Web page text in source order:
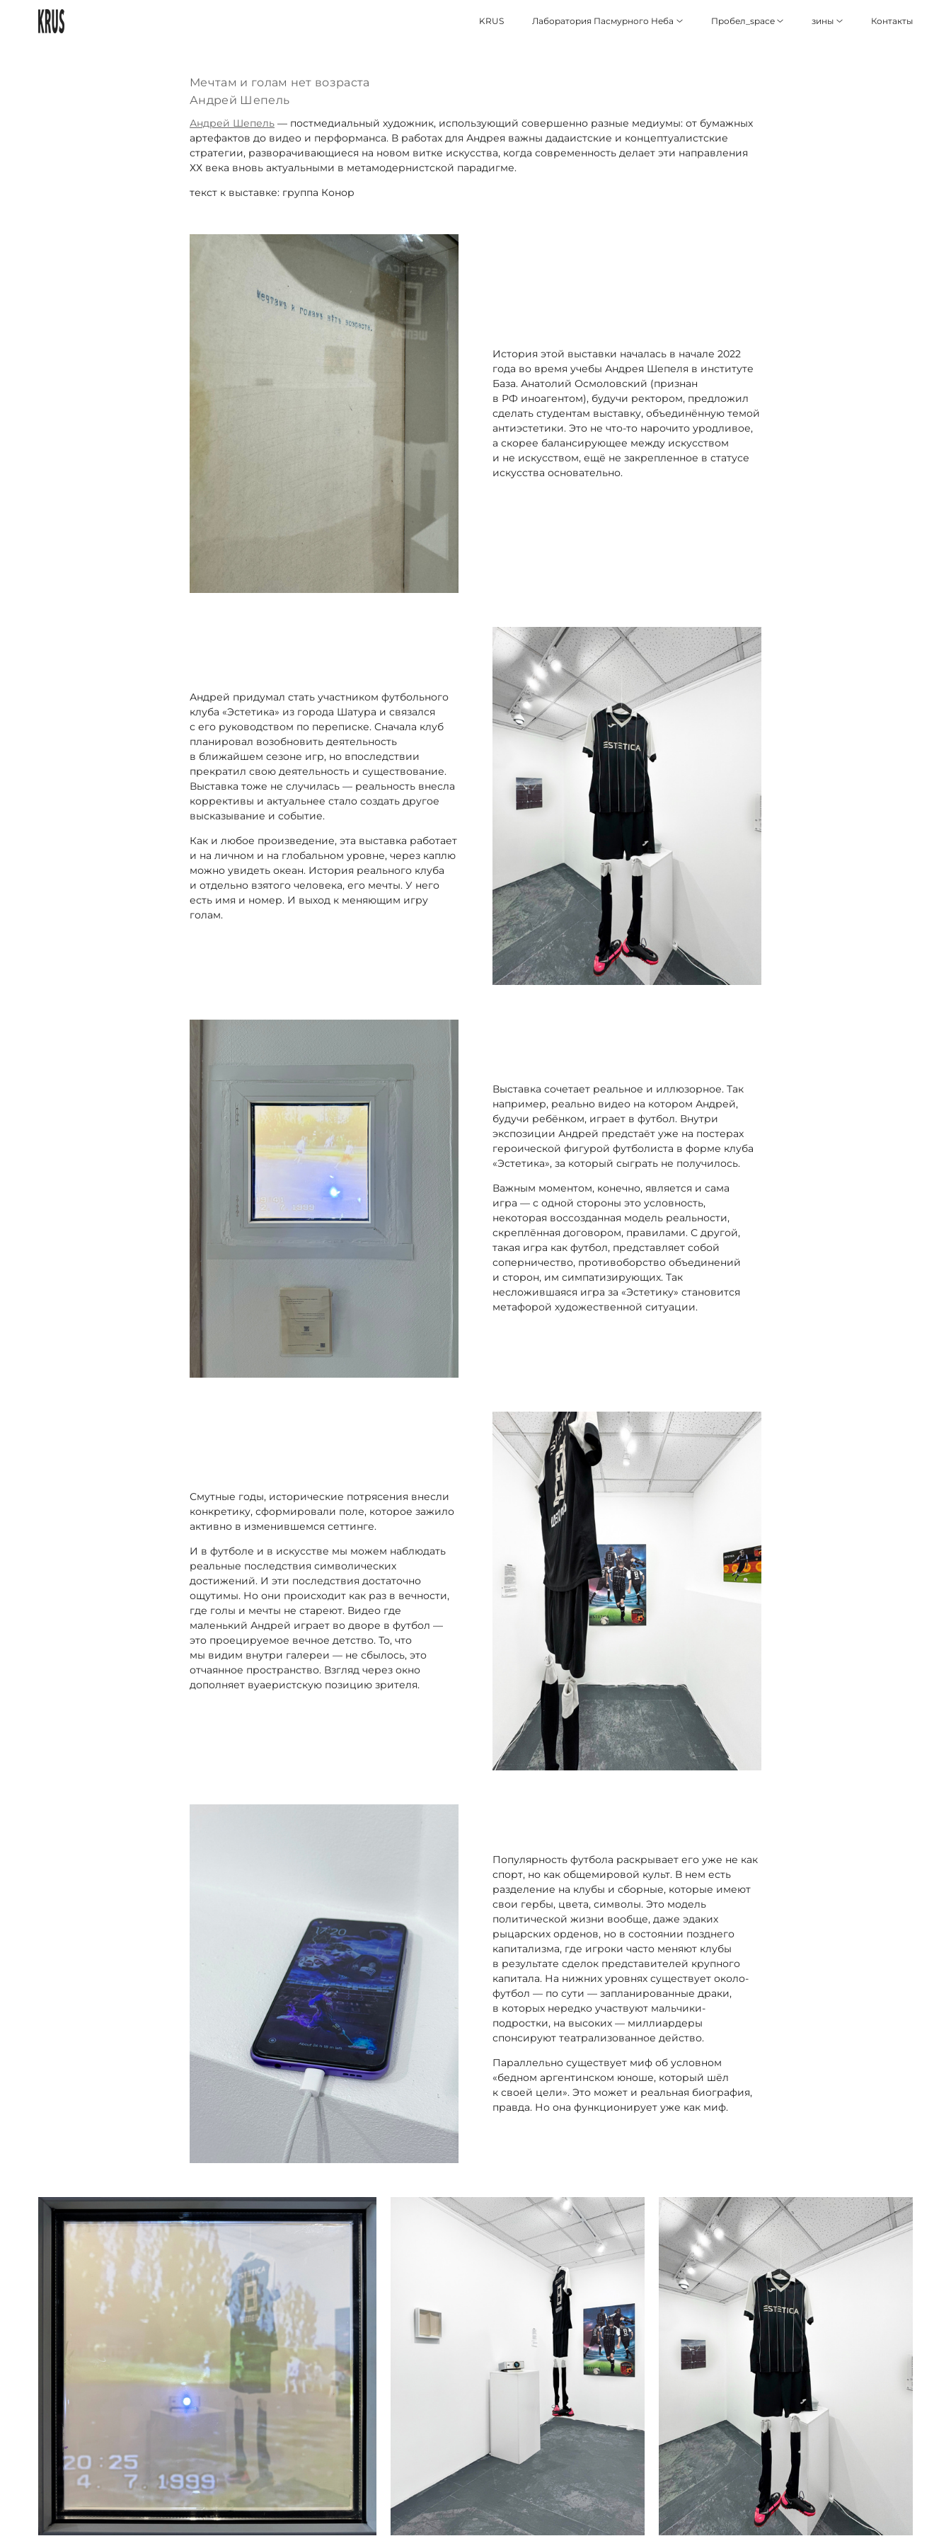
KRUS Лаборатория Пасмурного Неба Пробел_space зины Контакты
Мечтам и голам нет возраста
Андрей Шепель
Андрей Шепель — постмедиальный художник, использующий совершенно разные медиумы: от бумажных
артефактов до видео и перформанса. В работах для Андрея важны дадаистские и концептуалистские
стратегии, разворачивающиеся на новом витке искусства, когда современность делает эти направления
ХХ века вновь актуальными в метамодернистской парадигме.
текст к выставке: группа Конор
История этой выставки началась в начале 2022
года во время учебы Андрея Шепеля в институте
База. Анатолий Осмоловский (признан
в РФ иноагентом), будучи ректором, предложил
сделать студентам выставку, объединённую темой
антиэстетики. Это не что-то нарочито уродливое,
а скорее балансирующее между искусством
и не искусством, ещё не закрепленное в статусе
искусства основательно.
Андрей придумал стать участником футбольного
клуба «Эстетика» из города Шатура и связался
с его руководством по переписке. Сначала клуб
планировал возобновить деятельность
в ближайшем сезоне игр, но впоследствии
прекратил свою деятельность и существование.
Выставка тоже не случилась — реальность внесла
коррективы и актуальнее стало создать другое
высказывание и событие.
Как и любое произведение, эта выставка работает
и на личном и на глобальном уровне, через каплю
можно увидеть океан. История реального клуба
и отдельно взятого человека, его мечты. У него
есть имя и номер. И выход к меняющим игру
голам.
Выставка сочетает реальное и иллюзорное. Так
например, реально видео на котором Андрей,
будучи ребёнком, играет в футбол. Внутри
экспозиции Андрей предстаёт уже на постерах
героической фигурой футболиста в форме клуба
«Эстетика», за который сыграть не получилось.
Важным моментом, конечно, является и сама
игра — с одной стороны это условность,
некоторая воссозданная модель реальности,
скреплённая договором, правилами. С другой,
такая игра как футбол, представляет собой
соперничество, противоборство объединений
и сторон, им симпатизирующих. Так
несложившаяся игра за «Эстетику» становится
метафорой художественной ситуации.
Смутные годы, исторические потрясения внесли
конкретику, сформировали поле, которое зажило
активно в изменившемся сеттинге.
И в футболе и в искусстве мы можем наблюдать
реальные последствия символических
достижений. И эти последствия достаточно
ощутимы. Но они происходит как раз в вечности,
где голы и мечты не стареют. Видео где
маленький Андрей играет во дворе в футбол —
это проецируемое вечное детство. То, что
мы видим внутри галереи — не сбылось, это
отчаянное пространство. Взгляд через окно
дополняет вуаеристскую позицию зрителя.
Популярность футбола раскрывает его уже не как
спорт, но как общемировой культ. В нем есть
разделение на клубы и сборные, которые имеют
свои гербы, цвета, символы. Это модель
политической жизни вообще, даже эдаких
рыцарских орденов, но в состоянии позднего
капитализма, где игроки часто меняют клубы
в результате сделок представителей крупного
капитала. На нижних уровнях существует около-
футбол — по сути — запланированные драки,
в которых нередко участвуют мальчики-
подростки, на высоких — миллиардеры
спонсируют театрализованное действо.
Параллельно существует миф об условном
«бедном аргентинском юноше, который шёл
к своей цели». Это может и реальная биография,
правда. Но она функционирует уже как миф.